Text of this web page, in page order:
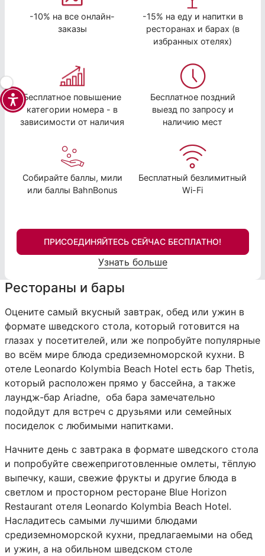
-10% на все онлайн-
заказы
-15% на еду и напитки в
ресторанах и барах (в
избранных отелях)
Бесплатное повышение
категории номера - в
зависимости от наличия
Бесплатное поздний
выезд по запросу и
наличию мест
Собирайте баллы, мили
или баллы BahnBonus
Бесплатный безлимитный
Wi-Fi
ПРИСОЕДИНЯЙТЕСЬ СЕЙЧАС БЕСПЛАТНО!
Узнать больше
Рестораны и бары
Оцените самый вкусный завтрак, обед или ужин в
формате шведского стола, который готовится на
глазах у посетителей, или же попробуйте популярные
во всём мире блюда средиземноморской кухни. В
отеле Leonardo Kolymbia Beach Hotel есть бар Thetis,
который расположен прямо у бассейна, а также
лаундж-бар Ariadne, оба бара замечательно
подойдут для встреч с друзьями или семейных
посиделок с любимыми напитками.
Начните день с завтрака в формате шведского стола
и попробуйте свежеприготовленные омлеты, тёплую
выпечку, каши, свежие фрукты и другие блюда в
светлом и просторном ресторане Blue Horizon
Restaurant отеля Leonardo Kolymbia Beach Hotel.
Насладитесь самыми лучшими блюдами
средиземноморской кухни, предлагаемыми на обед
и ужин, а на обильном шведском столе